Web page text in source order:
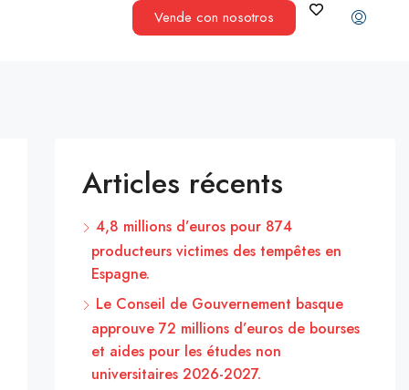
Vende con nosotros
Articles récents
4,8 millions d’euros pour 874
producteurs victimes des tempêtes en
Espagne.
Le Conseil de Gouvernement basque
approuve 72 millions d’euros de bourses
et aides pour les études non
universitaires 2026-2027.